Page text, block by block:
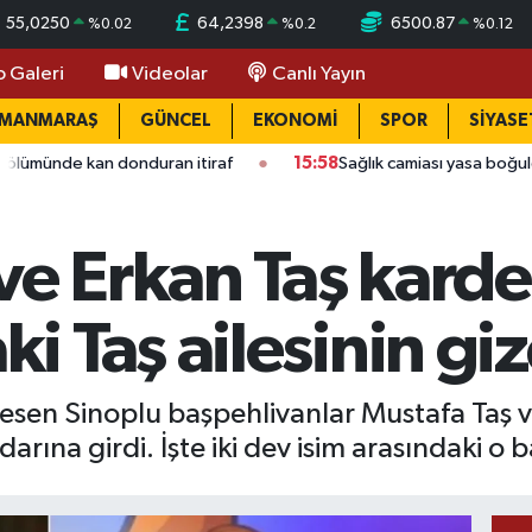
55,0250 %0.02 64,2398 %0.2 6500.87 %0.12
Galeri Videolar Canlı Yayın
GÜNCEL EKONOMİ SPOR
donduran itiraf 15:58 Sağlık camiası yasa boğuldu:
Erkan Taş
Taş ailesinin
Sinoplu başpehlivanlar Mustafa Taş
girdi. İşte iki dev isim arasındaki o